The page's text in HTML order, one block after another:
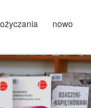
nowo